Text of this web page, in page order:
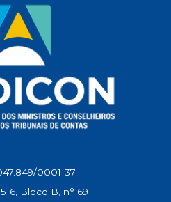
0001-37
Bloco B, n° 69